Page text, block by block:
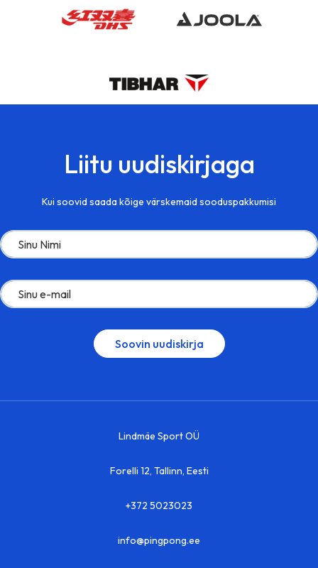
Liitu uudiskirjaga
Kui soovid saada kõige värskemaid sooduspakkumisi
Lindmäe Sport OÜ
Forelli 12, Tallinn, Eesti
+372 5023023
info@pingpong.ee